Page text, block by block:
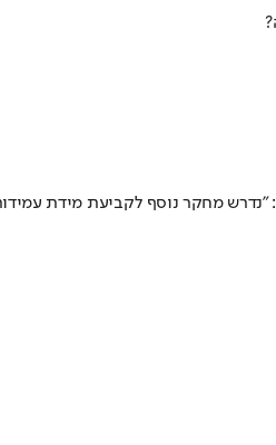
"נדרש מחקר נוסף לקביעת מידת